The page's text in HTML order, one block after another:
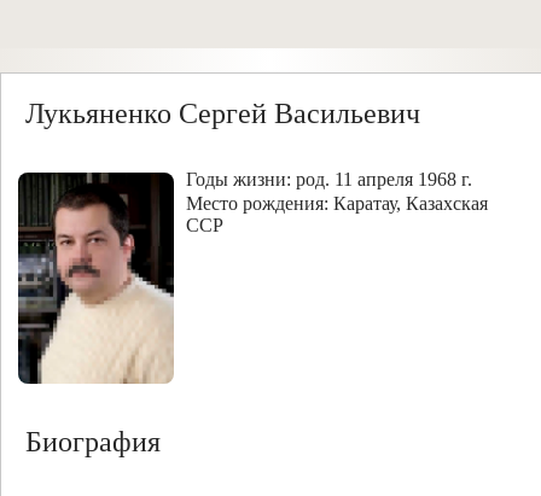
Лукьяненко Сергей Васильевич
Годы жизни: род. 11 апреля 1968 г.
Место рождения: Каратау, Казахская
ССР
Биография